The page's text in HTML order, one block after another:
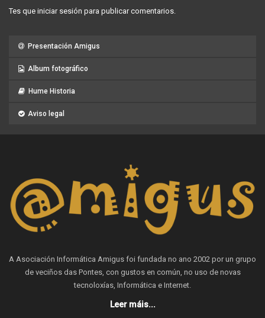
Tes que iniciar sesión para publicar comentarios.
Presentación Amigus
Album fotográfico
Hume Historia
Aviso legal
A Asociación Informática Amigus foi fundada no ano 2002 por un grupo
de veciños das Pontes, con gustos en común, no uso de novas
tecnoloxías, Informática e Internet.
Leer máis...